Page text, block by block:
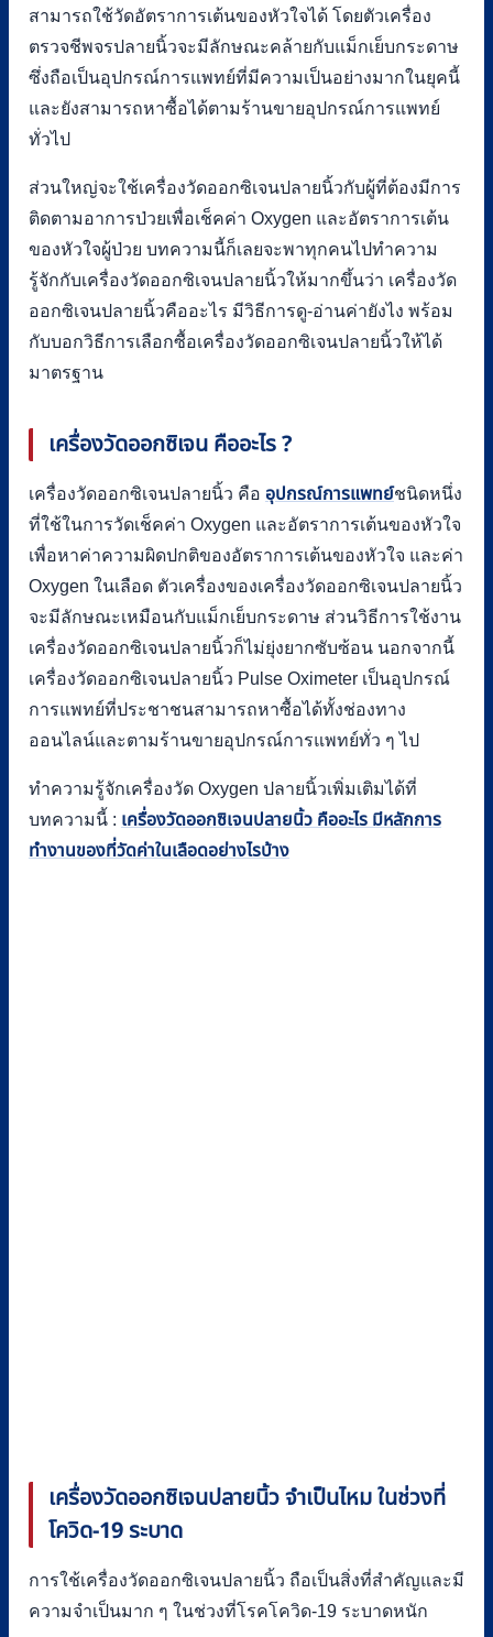
สามารถใช้วัดอัตราการเต้นของหัวใจได้ โดยตัวเครื่อง
ตรวจชีพจรปลายนิ้วจะมีลักษณะคล้ายกับแม็กเย็บกระดาษ
ซึ่งถือเป็นอุปกรณ์การแพทย์ที่มีความเป็นอย่างมากในยุคนี้
และยังสามารถหาซื้อได้ตามร้านขายอุปกรณ์การแพทย์
ทั่วไป
ส่วนใหญ่จะใช้เครื่องวัดออกซิเจนปลายนิ้วกับผู้ที่ต้องมีการ
ติดตามอาการป่วยเพื่อเช็คค่า Oxygen และอัตราการเต้น
ของหัวใจผู้ป่วย บทความนี้ก็เลยจะพาทุกคนไปทำความ
รู้จักกับเครื่องวัดออกซิเจนปลายนิ้วให้มากขึ้นว่า เครื่องวัด
ออกซิเจนปลายนิ้วคืออะไร มีวิธีการดู-อ่านค่ายังไง พร้อม
กับบอกวิธีการเลือกซื้อเครื่องวัดออกซิเจนปลายนิ้วให้ได้
มาตรฐาน
เครื่องวัดออกซิเจน คืออะไร?
เครื่องวัดออกซิเจนปลายนิ้ว คือ อุปกรณ์การแพทย์ชนิดหนึ่ง
ที่ใช้ในการวัดเช็คค่า Oxygen และอัตราการเต้นของหัวใจ
เพื่อหาค่าความผิดปกติของอัตราการเต้นของหัวใจ และค่า
Oxygen ในเลือด ตัวเครื่องของเครื่องวัดออกซิเจนปลายนิ้ว
จะมีลักษณะเหมือนกับแม็กเย็บกระดาษ ส่วนวิธีการใช้งาน
เครื่องวัดออกซิเจนปลายนิ้วก็ไม่ยุ่งยากซับซ้อน นอกจากนี้
เครื่องวัดออกซิเจนปลายนิ้ว Pulse Oximeter เป็นอุปกรณ์
การแพทย์ที่ประชาชนสามารถหาซื้อได้ทั้งช่องทาง
ออนไลน์และตามร้านขายอุปกรณ์การแพทย์ทั่ว ๆ ไป
ทำความรู้จักเครื่องวัด Oxygen ปลายนิ้วเพิ่มเติมได้ที่
บทความนี้ : เครื่องวัดออกซิเจนปลายนิ้ว คืออะไร มีหลักการ
ทำงานของที่วัดค่าในเลือดอย่างไรบ้าง
เครื่องวัดออกซิเจนปลายนิ้ว จำเป็นไหม ในช่วงที่
โควิด-19ระบาด
การใช้เครื่องวัดออกซิเจนปลายนิ้ว ถือเป็นสิ่งที่สำคัญและมี
ความจำเป็นมาก ๆ ในช่วงที่โรคโควิด-19 ระบาดหนัก